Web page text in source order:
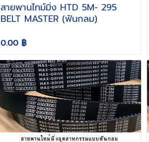
สายพานไทม์มิ่ง HTD 5M- 295
BELT MASTER (ฟันกลม)
0.00 ฿